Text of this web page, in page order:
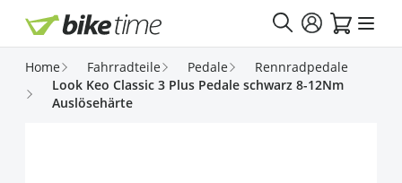
Direkt zum Inhalt
Home Fahrradteile Pedale
Rennradpedale
Look Keo Classic 3 Plus Pedale schwarz 8-12Nm
Auslösehärte